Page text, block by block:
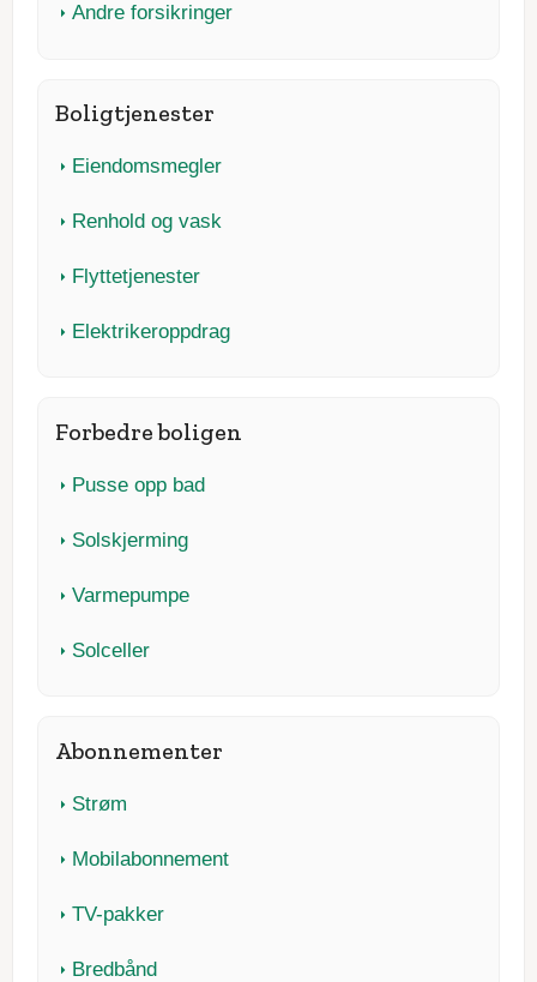
Andre forsikringer
Boligtjenester
Eiendomsmegler
Renhold og vask
Flyttetjenester
Elektrikeroppdrag
Forbedre boligen
Pusse opp bad
Solskjerming
Varmepumpe
Solceller
Abonnementer
Strøm
Mobilabonnement
TV-pakker
Bredbånd